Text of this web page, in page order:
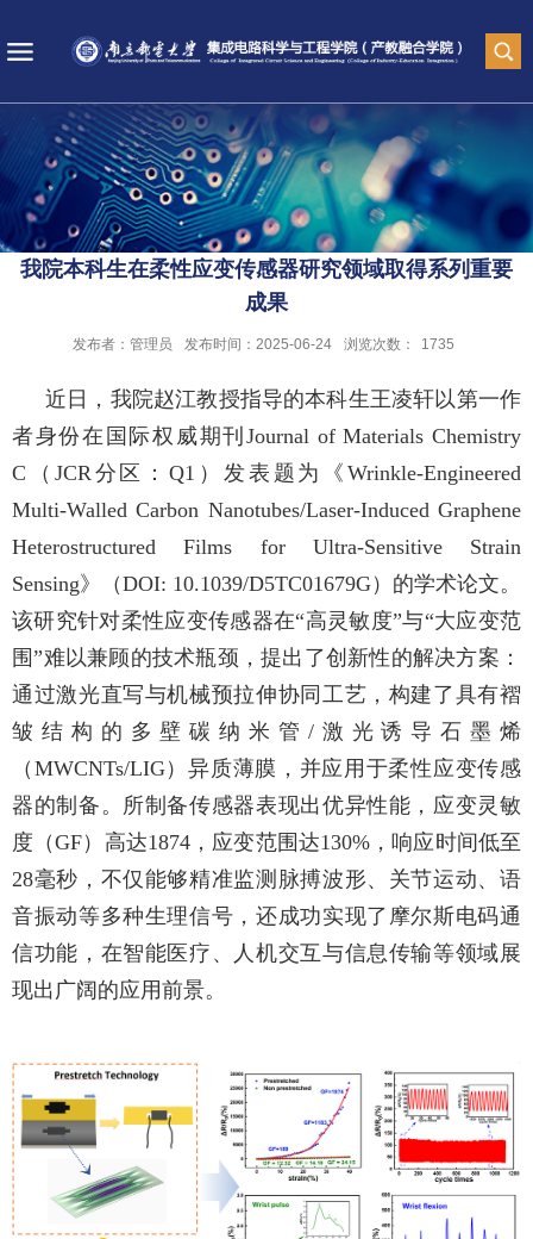
我院本科生在柔性应变传感器研究领域取得系列重要
成果
发布者：管理员 发布时间：2025-06-24 浏览次数： 1735
近日，我院赵江教授指导的本科生王凌轩以第一作
者身份在国际权威期刊 Journal of Materials Chemistry
C （JCR分区 ：Q1 ） 发表题为《Wrinkle-Engineered
Multi-Walled Carbon Nanotubes/Laser-Induced Graphene
Heterostructured Films for Ultra-Sensitive Strain
Sensing》（DOI: 10.1039/D5TC01679G）的学术论文。
该研究针对柔性应变传感器在“高灵敏度”与“大应变范
围”难以兼顾的技术瓶颈，提出了创新性的解决方案：
通过激光直写与机械预拉伸协同工艺，构建了具有褶
皱 结构的 多壁碳纳米管/激光诱导石墨烯
（ MWCNTs/LIG）异质薄膜 ，并应用于柔性应变传感
器的制备。所制备传感器表现出优异性能，应变灵敏
度（GF）高达1874，应变范围达130%，响应时间低至
28毫秒，不仅能够精准监测脉搏波形、关节运动、语
音振动等多种生理信号，还成功实现了摩尔斯电码通
信功能，在智能医疗、人机交互与信息传输等领域展
现出广阔的应用前景。